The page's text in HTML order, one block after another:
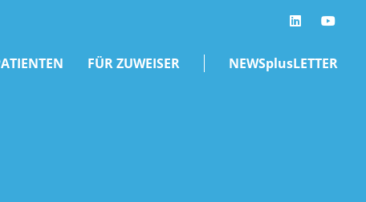
LinkedIn
FÜR ZUWEISER NEWSplusLETTER